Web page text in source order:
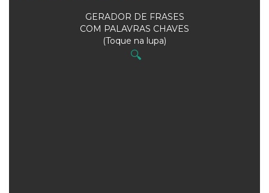
GERADOR DE FRASES
COM PALAVRAS CHAVES
(Toque na lupa)
🔍